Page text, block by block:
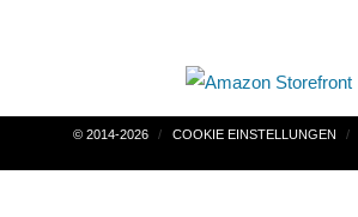
Beitragsnavigation
© 2014-2026 COOKIE EINSTELLUNGEN